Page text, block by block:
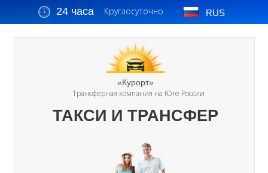
24 часа Круглосуточно RUS
«Курорт»
Трансферная компания на Юге России
ТАКСИ И ТРАНСФЕР